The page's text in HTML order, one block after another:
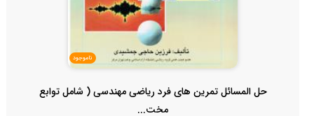
ناموجود
حل المسائل تمرین های فرد ریاضی مهندسی ( شامل توابع
مخت...